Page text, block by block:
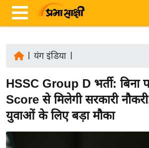
ज़ा
ख
र
यंग इंडिया
HSSC Group D भर्ती: बिना
Score से मिलेगी सरकारी
युवाओं के लिए बड़ा मौका